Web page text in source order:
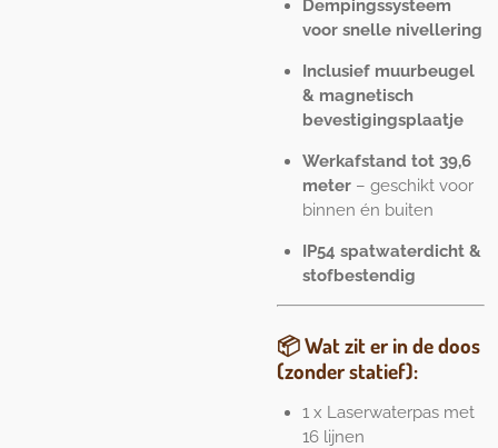
Dempingssysteem
voor snelle nivellering
Inclusief muurbeugel
& magnetisch
bevestigingsplaatje
Werkafstand tot 39,6
meter– geschikt voor
binnen én buiten
IP54 spatwaterdicht &
stofbestendig
📦Wat zit er in de doos
(zonder statief):
1 x Laserwaterpas met
16 lijnen